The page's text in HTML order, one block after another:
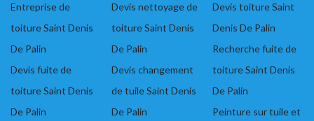
Entreprise de
toiture Saint Denis
De Palin
Devis fuite de
toiture Saint Denis
De Palin
Devis nettoyage de
toiture Saint Denis
De Palin
Devis changement
de tuile Saint Denis
De Palin
Devis toiture Saint
Denis De Palin
Recherche fuite de
toiture Saint Denis
De Palin
Peinture sur tuile et